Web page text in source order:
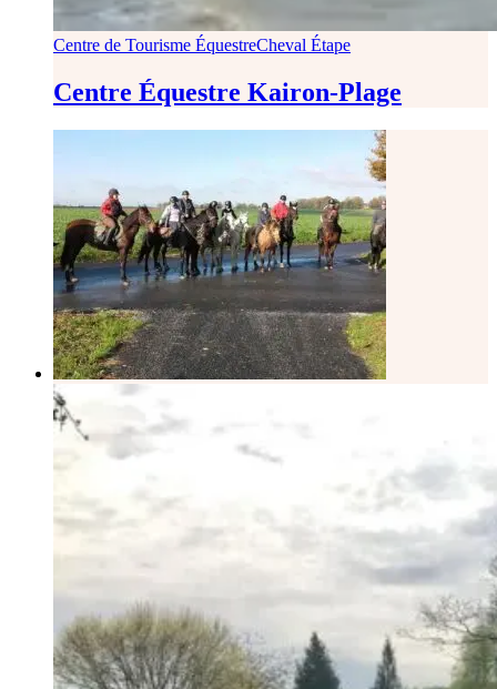
Centre de Tourisme ÉquestreCheval Étape
Centre Équestre Kairon-Plage